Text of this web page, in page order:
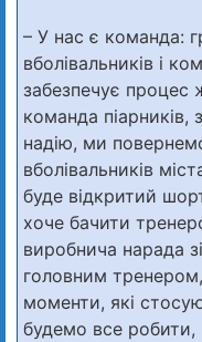
– У нас є команда:
вболівальників і
забезпечує процес
команда
надію, ми
вболівальників
буде відкритий
хоче бачити
виробнича нарада
головним
моменти, які
будемо все